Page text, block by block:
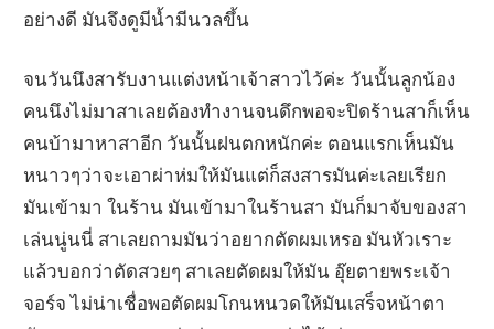
อย่างดี มันจึงดูมีน้ำมีนวลขึ้น
จนวันนึงสารับงานแต่งหน้าเจ้าสาวไว้ค่ะ วันนั้นลูกน้อง
คนนึงไม่มาสาเลยต้องทำงานจนดึกพอจะปิดร้านสาก็เห็น
คนบ้ามาหาสาอีก วันนั้นฝนตกหนักค่ะ ตอนแรกเห็นมัน
หนาวๆว่าจะเอาผ่าห่มให้มันแต่ก็สงสารมันค่ะเลยเรียก
มันเข้ามา ในร้าน มันเข้ามาในร้านสา มันก็มาจับของสา
เล่นนู่นนี่ สาเลยถามมันว่าอยากตัดผมเหรอ มันหัวเราะ
แล้วบอกว่าตัดสวยๆ สาเลยตัดผมให้มัน อุ๊ยตายพระเจ้า
จอร์จ ไม่น่าเชื่อพอตัดผมโกนหนวดให้มันเสร็จหน้าตา